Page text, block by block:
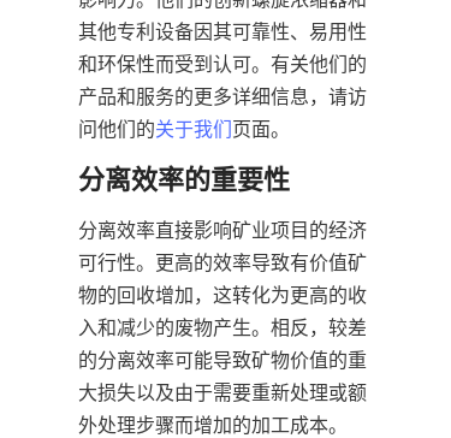
其他专利设备因其可靠性、易用性
和环保性而受到认可。有关他们的
产品和服务的更多详细信息，请访
问他们的关于我们页面。
分离效率的重要性
分离效率直接影响矿业项目的经济
可行性。更高的效率导致有价值矿
物的回收增加，这转化为更高的收
入和减少的废物产生。相反，较差
的分离效率可能导致矿物价值的重
大损失以及由于需要重新处理或额
外处理步骤而增加的加工成本。